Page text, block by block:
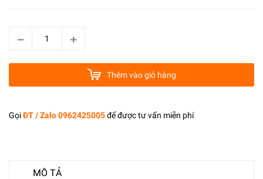
Thêm vào giỏ hàng
GọiĐT / Zalo 0962425005để được tư vấn miễn phí
MÔ TẢ